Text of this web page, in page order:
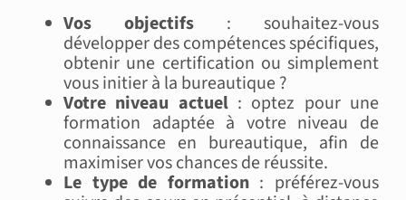
Vos objectifs : souhaitez-vous
développer des compétences spécifiques,
obtenir une certification ou simplement
vous initier à la bureautique ?
Votre niveau actuel: optez pour une
formation adaptée à votre niveau de
connaissance en bureautique, afin de
maximiser vos chances de réussite.
Le type de formation: préférez-vous